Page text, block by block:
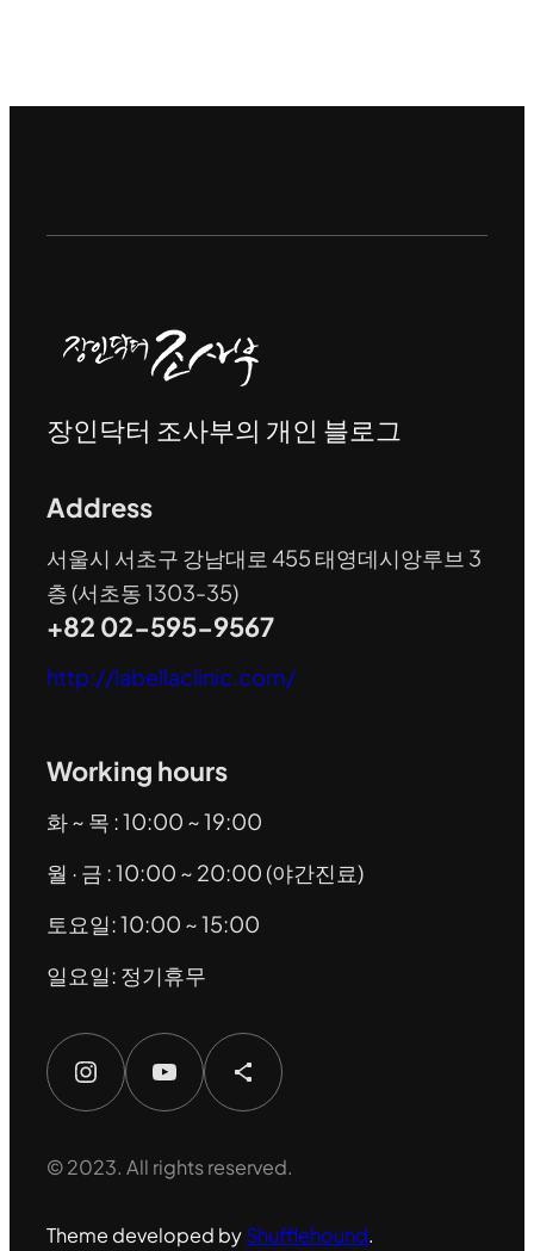
장인닥터 조사부의 개인 블로그
Address
서울시 서초구 강남대로 455 태영데시앙루브 3
층 (서초동 1303-35)
+82 02-595-9567
http://labellaclinic.com/
Working hours
화 ~ 목 : 10:00 ~ 19:00
월 · 금 : 10:00 ~ 20:00 (야간진료)
토요일: 10:00 ~ 15:00
일요일: 정기휴무
Instagram YouTube Share Icon
© 2023. All rights reserved.
Theme developed byShufflehound.